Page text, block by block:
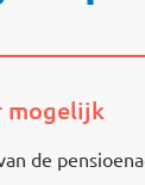
mogelijk
de